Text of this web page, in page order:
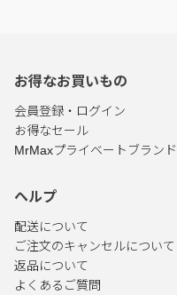
お得なお買いもの
会員登録・ログイン
お得なセール
MrMaxプライベートブランド
ヘルプ
配送について
ご注文のキャンセルについて
返品について
よくあるご質問